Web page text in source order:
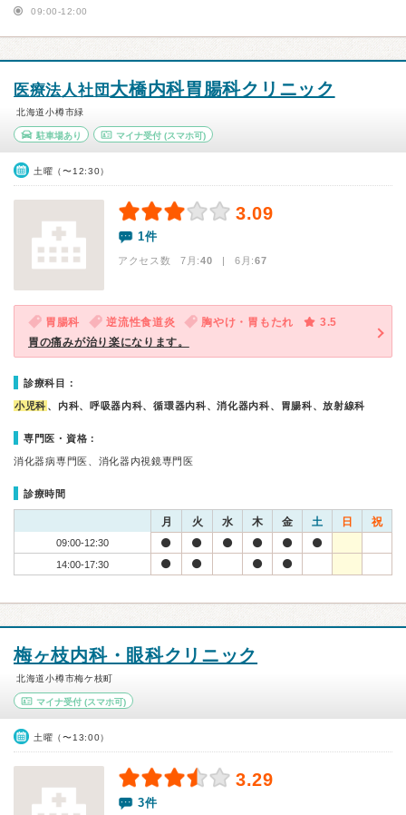
09:00-12:00
医療法人社団 大橋内科胃腸科クリニック
北海道小樽市緑
駐車場あり マイナ受付(スマホ可)
土曜（〜12:30）
3.09
1件
アクセス数 7月:40 | 6月:67
胃腸科 逆流性食道炎 胸やけ・胃もたれ
3.5
胃の痛みが治り楽になります。
診療科目：
小児科 、内科、呼吸器内科、循環器内科、消化器内科、胃腸科、放射線科
専門医・資格：
消化器病専門医、消化器内視鏡専門医
診療時間
月 火 水 木 金 土 日 祝
09:00-12:30
14:00-17:30
梅ヶ枝内科・眼科クリニック
北海道小樽市梅ケ枝町
マイナ受付 (スマホ可)
土曜（〜13:00）
3.29
3件